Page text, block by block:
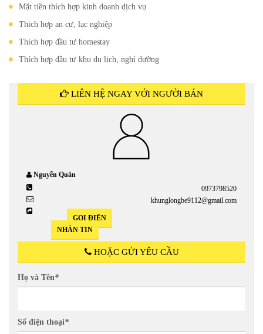
Mặt tiền thích hợp kinh doanh dịch vụ
Thich hợp an cư, lạc nghiệp
Thích hợp đầu tư homestay
Thích hợp đầu tư khu du lịch, nghỉ dưỡng
LIÊN HỆ NGAY VỚI NGƯỜI BÁN
Nguyễn Quân
0973798520
khunglongbe9112@gmail.com
GỌI ĐIỆN
NHẮN TIN
HOẶC GỬI YÊU CẦU
Họ và Tên*
Số điện thoại*